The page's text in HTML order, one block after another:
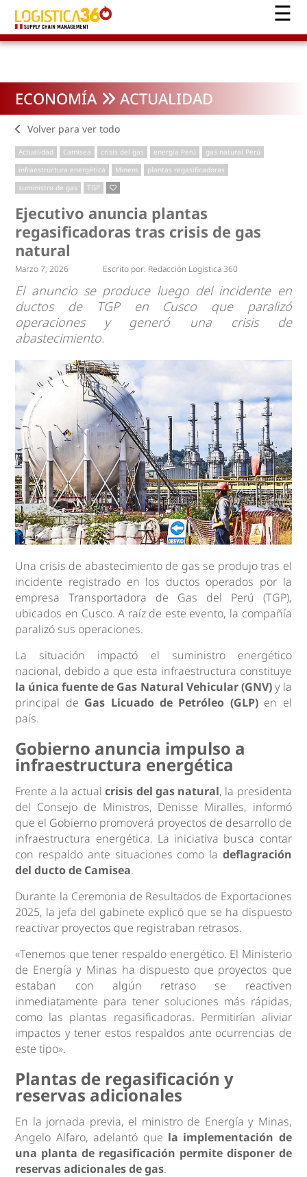
ECONOMÍA ACTUALIDAD
Volver para ver todo
Actualidad Camisea crisis del gas energía Perú
gas natural Perú
infraestructura energética
Minem
plantas regasificadoras
suministro de gas
TGP
Ejecutivo anuncia plantas
regasificadoras tras crisis de gas
natural
Marzo 7, 2026 Escrito por: Redacción Logística 360
El anuncio se produce luego del incidente en
ductos de TGP en Cusco que paralizó
operaciones y generó una crisis de
abastecimiento.
Una crisis de abastecimiento de gas se produjo tras el
incidente registrado en los ductos operados por la
empresa Transportadora de Gas del Perú (TGP),
ubicados en Cusco. A raíz de este evento, la compañía
paralizó sus operaciones.
La situación impactó el suministro energético
nacional, debido a que esta infraestructura constituye
la única fuente de Gas Natural Vehicular (GNV)y la
principal de Gas Licuado de Petróleo (GLP)en el
país.
Gobierno anuncia impulso a
infraestructura energética
Frente a la actualcrisis del gas natural, la presidenta
del Consejo de Ministros, Denisse Miralles, informó
que el Gobierno promoverá proyectos de desarrollo de
infraestructura energética. La iniciativa busca contar
con respaldo ante situaciones como la deflagración
del ducto de Camisea.
Durante la Ceremonia de Resultados de Exportaciones
2025, la jefa del gabinete explicó que se ha dispuesto
reactivar proyectos que registraban retrasos.
«Tenemos que tener respaldo energético. El Ministerio
de Energía y Minas ha dispuesto que proyectos que
estaban con algún retraso se reactiven
inmediatamente para tener soluciones más rápidas,
como las plantas regasificadoras. Permitirían aliviar
impactos y tener estos respaldos ante ocurrencias de
este tipo».
Plantas de regasificación y
reservas adicionales
En la jornada previa, el ministro de Energía y Minas,
Angelo Alfaro, adelantó que la implementación de
una planta de regasificación permite disponer de
reservas adicionales de gas.